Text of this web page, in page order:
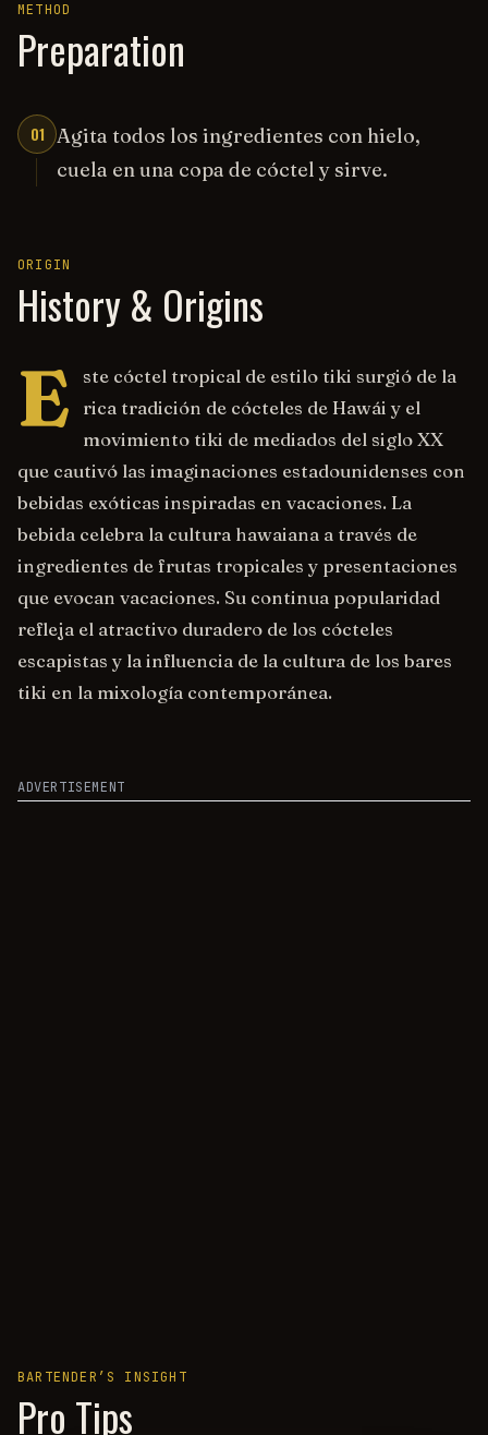
METHOD
Preparation
01 Agita todos los ingredientes con hielo,
cuela en una copa de cóctel y sirve.
ORIGIN
History & Origins
E
ste cóctel tropical de estilo tiki surgió de la
rica tradición de cócteles de Hawái y el
movimiento tiki de mediados del siglo XX
que cautivó las imaginaciones estadounidenses con
bebidas exóticas inspiradas en vacaciones. La
bebida celebra la cultura hawaiana a través de
ingredientes de frutas tropicales y presentaciones
que evocan vacaciones. Su continua popularidad
refleja el atractivo duradero de los cócteles
escapistas y la influencia de la cultura de los bares
tiki en la mixología contemporánea.
ADVERTISEMENT
BARTENDER’S INSIGHT
Pro Tips